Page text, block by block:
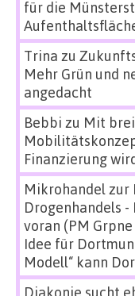
für die
Trina zu
Mehr Grün und
angedacht
Bebbi zu Mit
Finanzierung
Mikrohandel zur
Drogenhandels -
voran (PM
Idee für
Modell“ kann
Diakonie sucht